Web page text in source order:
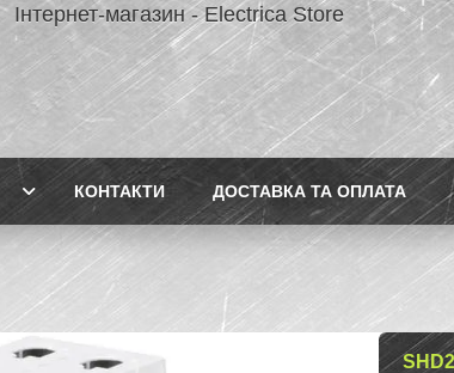
Інтернет-магазин - Electrica Store
КОНТАКТИ ДОСТАВКА ТА ОПЛАТА